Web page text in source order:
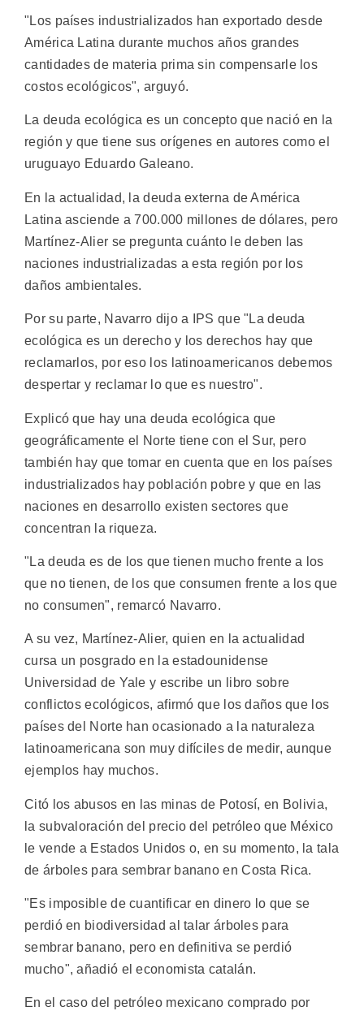
"Los países industrializados han exportado desde
América Latina durante muchos años grandes
cantidades de materia prima sin compensarle los
costos ecológicos", arguyó.
La deuda ecológica es un concepto que nació en la
región y que tiene sus orígenes en autores como el
uruguayo Eduardo Galeano.
En la actualidad, la deuda externa de América
Latina asciende a 700.000 millones de dólares, pero
Martínez-Alier se pregunta cuánto le deben las
naciones industrializadas a esta región por los
daños ambientales.
Por su parte, Navarro dijo a IPS que "La deuda
ecológica es un derecho y los derechos hay que
reclamarlos, por eso los latinoamericanos debemos
despertar y reclamar lo que es nuestro".
Explicó que hay una deuda ecológica que
geográficamente el Norte tiene con el Sur, pero
también hay que tomar en cuenta que en los países
industrializados hay población pobre y que en las
naciones en desarrollo existen sectores que
concentran la riqueza.
"La deuda es de los que tienen mucho frente a los
que no tienen, de los que consumen frente a los que
no consumen", remarcó Navarro.
A su vez, Martínez-Alier, quien en la actualidad
cursa un posgrado en la estadounidense
Universidad de Yale y escribe un libro sobre
conflictos ecológicos, afirmó que los daños que los
países del Norte han ocasionado a la naturaleza
latinoamericana son muy difíciles de medir, aunque
ejemplos hay muchos.
Citó los abusos en las minas de Potosí, en Bolivia,
la subvaloración del precio del petróleo que México
le vende a Estados Unidos o, en su momento, la tala
de árboles para sembrar banano en Costa Rica.
"Es imposible de cuantificar en dinero lo que se
perdió en biodiversidad al talar árboles para
sembrar banano, pero en definitiva se perdió
mucho", añadió el economista catalán.
En el caso del petróleo mexicano comprado por